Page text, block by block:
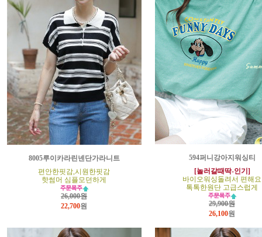
8005루이카라린넨단가라니트
편안한핏감,시원한핏감
핫썸머 심플모던하게
26,000원
22,700원
594퍼니강아지워싱티
[놀러갈때딱-인기]
바이오워싱돌려서 편해요
톡톡한원단 고급스럽게
29,900원
26,100원